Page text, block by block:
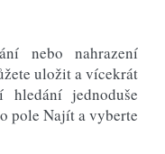
nebo nahrazení
uložit a vícekrát
jednoduše
pole Najít a vyberte